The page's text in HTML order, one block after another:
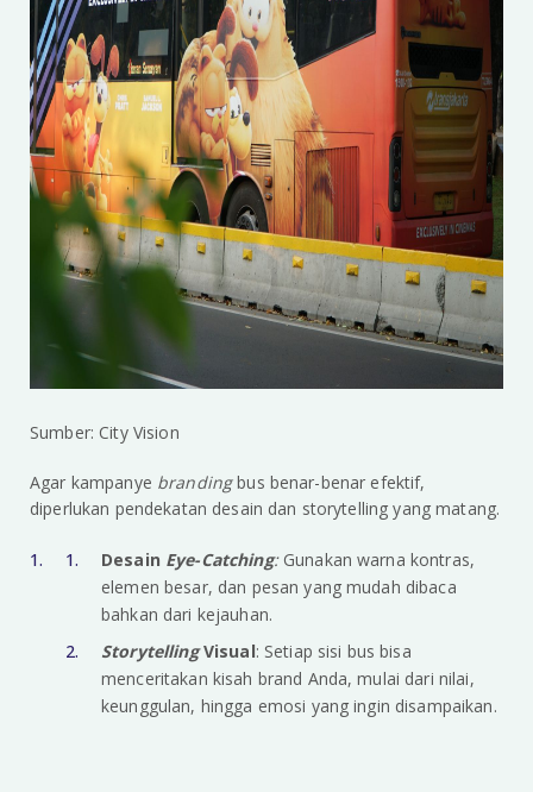
Sumber: City Vision
Agar kampanye brandingbus benar-benar efektif,
diperlukan pendekatan desain dan storytelling yang matang.
Desain Eye-Catching:Gunakan warna kontras,
elemen besar, dan pesan yang mudah dibaca
bahkan dari kejauhan.
StorytellingVisual: Setiap sisi bus bisa
menceritakan kisah brand Anda, mulai dari nilai,
keunggulan, hingga emosi yang ingin disampaikan.